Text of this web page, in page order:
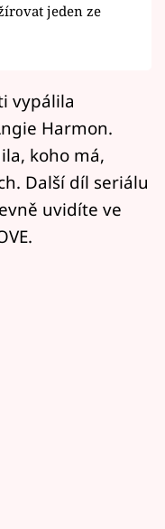
jeden ze
vypálila
Harmon.
koho má,
Další díl seriálu
uvidíte ve